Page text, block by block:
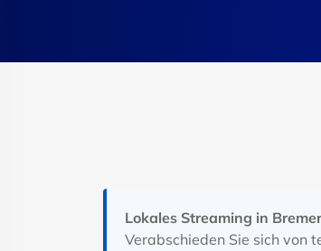
Lokales Streaming in
Verabschieden Sie sich von